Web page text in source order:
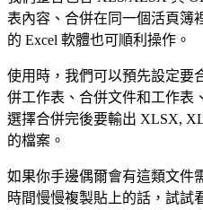
表內容、合併在同一個活頁簿
的 Excel 軟體也可順利操作。
使用時，我們可以預先設定要
併工作表、合併文件和工作
選擇合併完後要輸出 XLSX,
的檔案。
如果你手邊偶爾會有這類文件
時間慢慢複製貼上的話，試試